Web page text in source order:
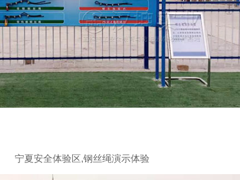
宁夏安全体验区,钢丝绳演示体验